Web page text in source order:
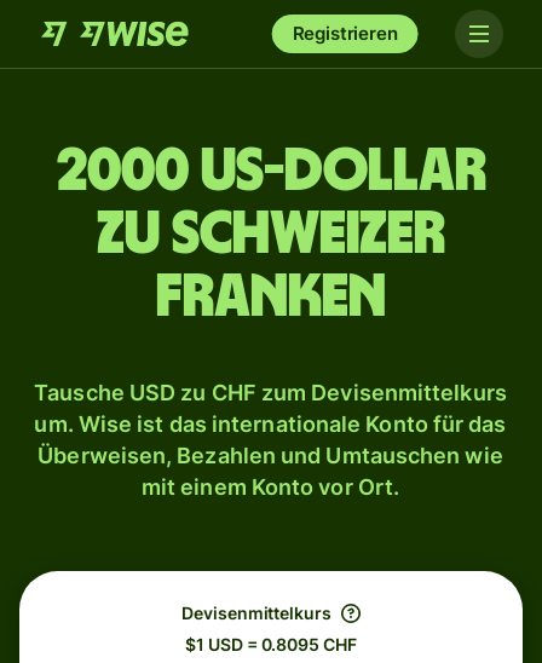
Registrieren
2000 US-Dollar
zu Schweizer
Franken
Tausche USD zu CHF zum Devisenmittelkurs
um. Wise ist das internationale Konto für das
Überweisen, Bezahlen und Umtauschen wie
mit einem Konto vor Ort.
Devisenmittelkurs
$1 USD = 0.8095 CHF